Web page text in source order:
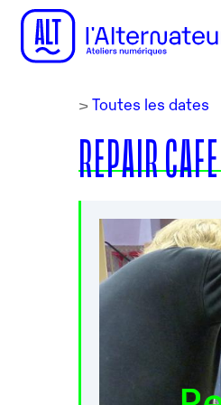
> Toutes les dates
REPAIR CAFE